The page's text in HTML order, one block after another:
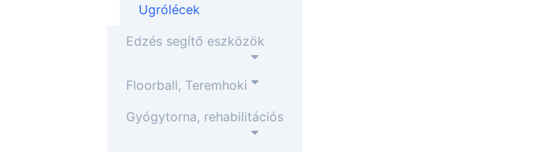
Ugrólécek
Edzés segítő eszközök
Floorball, Teremhoki
Gyógytorna, rehabilitációs